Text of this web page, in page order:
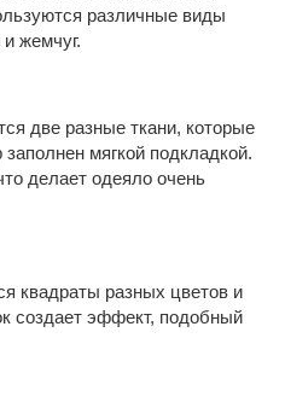
различные виды
жемчуг.
две разные ткани, которые
мягкой подкладкой.
делает одеяло очень
квадраты разных цветов и
создает эффект, подобный